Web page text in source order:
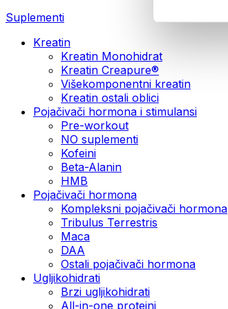
Suplementi
Kreatin
Kreatin Monohidrat
Kreatin Creapure®
Višekomponentni kreatin
Kreatin ostali oblici
Pojačivači hormona i stimulansi
Pre-workout
NO suplementi
Kofeini
Beta-Alanin
HMB
Pojačivači hormona
Kompleksni pojačivači hormona
Tribulus Terrestris
Maca
DAA
Ostali pojačivači hormona
Ugljikohidrati
Brzi ugljikohidrati
All-in-one proteini